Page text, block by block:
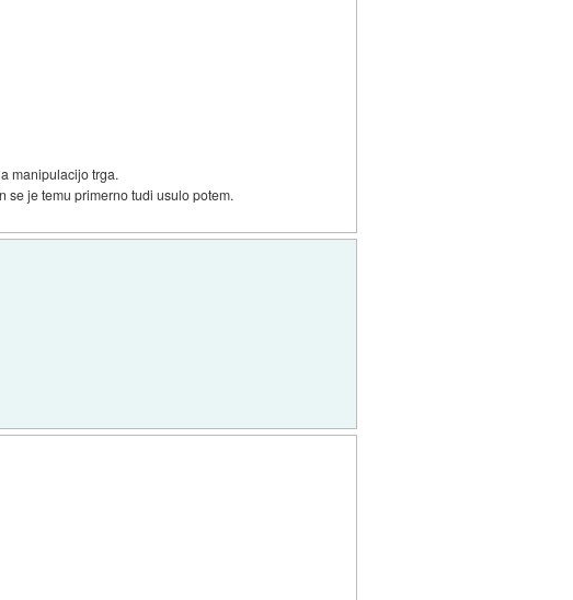
manipulacijo trga.
je temu primerno tudi usulo potem.